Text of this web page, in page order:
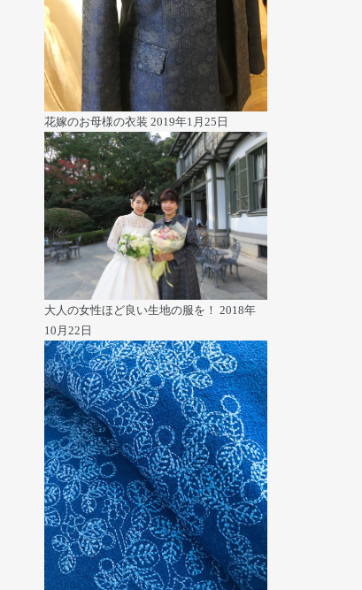
花嫁のお母様の衣装 2019年1月25日
大人の女性ほど良い生地の服を！ 2018年
10月22日